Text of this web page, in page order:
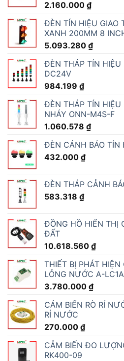
2.160.000 ₫
ĐÈN TÍN HIỆU GIAO
XANH 200MM 8
5.093.280 ₫
ĐÈN THÁP TÍN
DC24V
984.199 ₫
ĐÈN THÁP TÍN HIỆU
NHÁY ONN-M4S-F
1.060.578 ₫
ĐÈN CẢNH BÁO TÍN
432.000 ₫
ĐÈN THÁP CẢNH
583.318 ₫
ĐỒNG HỒ HIỂN THỊ
ĐẤT
10.618.560 ₫
THIẾT BỊ PHÁT HIỆN
LỎNG NƯỚC A-LC1A
3.780.000 ₫
CẢM BIẾN RÒ RỈ
RỈ NƯỚC
270.000 ₫
CẢM BIẾN ĐO
RK400-09